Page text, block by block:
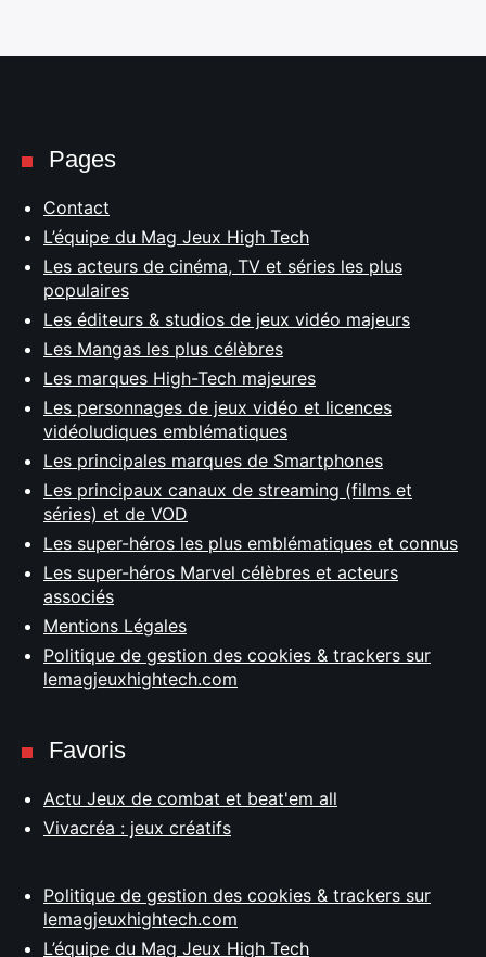
Pages
Contact
L’équipe du Mag Jeux High Tech
Les acteurs de cinéma, TV et séries les plus
populaires
Les éditeurs & studios de jeux vidéo majeurs
Les Mangas les plus célèbres
Les marques High-Tech majeures
Les personnages de jeux vidéo et licences
vidéoludiques emblématiques
Les principales marques de Smartphones
Les principaux canaux de streaming (films et
séries) et de VOD
Les super-héros les plus emblématiques et connus
Les super-héros Marvel célèbres et acteurs
associés
Mentions Légales
Politique de gestion des cookies & trackers sur
lemagjeuxhightech.com
Favoris
Actu Jeux de combat et beat'em all
Vivacréa : jeux créatifs
Politique de gestion des cookies & trackers sur
lemagjeuxhightech.com
L’équipe du Mag Jeux High Tech